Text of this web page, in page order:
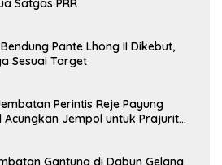
Pante Lhong II Dikebut,
Sesuai Target
Perintis Reje Payung
Acungkan Jempol untuk Prajurit
Gantung di Dabun Gelang